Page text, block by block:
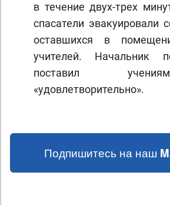
в течение двух-трех
спасатели эвакуировали
оставшихся в
учителей. Начальник
поставил
«удовлетворительно».
Подпишитесь на наш